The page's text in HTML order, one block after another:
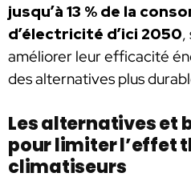
jusqu’à 13 % de la
d’électricité d’ici 2050,
améliorer leur efficacité
des alternatives plus
Les alternatives et
pour limiter l’effet
climatiseurs